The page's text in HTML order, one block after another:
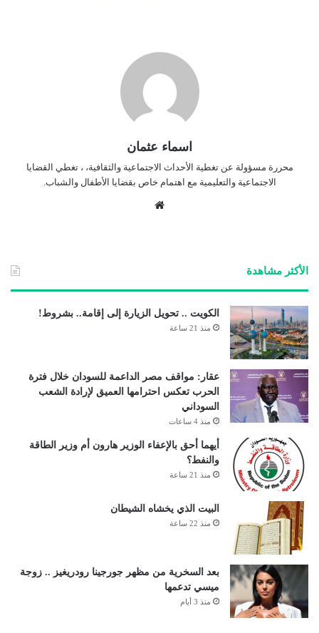
اسماء عثمان
محررة مسؤولة عن تغطية الأحداث الاجتماعية والثقافية، ، تغطي القضايا
الاجتماعية والتعليمية مع اهتمام خاص بقضايا الأطفال والشباب.
الأكثر مشاهدة
الكويت .. تحويل الزيارة إلى إقامة.. بشروط!
منذ 21 ساعة
عقار: مواقف مصر الداعمة للسودان خلال فترة
الحرب تعكس احترامها العميق لإرادة الشعب
السوداني
منذ 4 ساعات
أيهما أحق بالإعفاء الوزير هارون أم وزير الطاقة
والنفط؟
منذ 21 ساعة
البيت الذي يخشاه الشيطان
منذ 22 ساعة
بعد السخرية من مظهر جورجينا رودريغيز .. زوجة
ميسي تدعمها
منذ 3 أيام